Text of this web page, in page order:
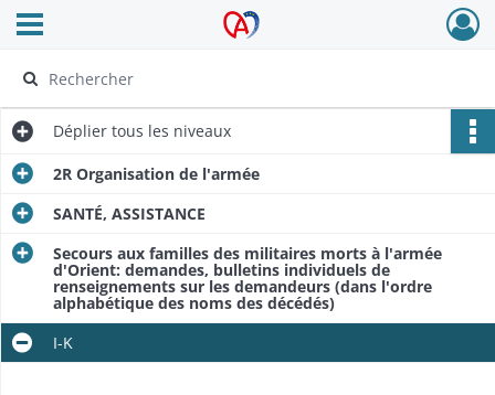
Archives Alsace - Colmar
Ouvrir le menu déroulant
Déplier tous les niveaux
2R Organisation de l'armée
SANTÉ, ASSISTANCE
Secours aux familles des militaires morts à l'armée
d'Orient: demandes, bulletins individuels de
renseignements sur les demandeurs (dans l'ordre
alphabétique des noms des décédés)
I-K